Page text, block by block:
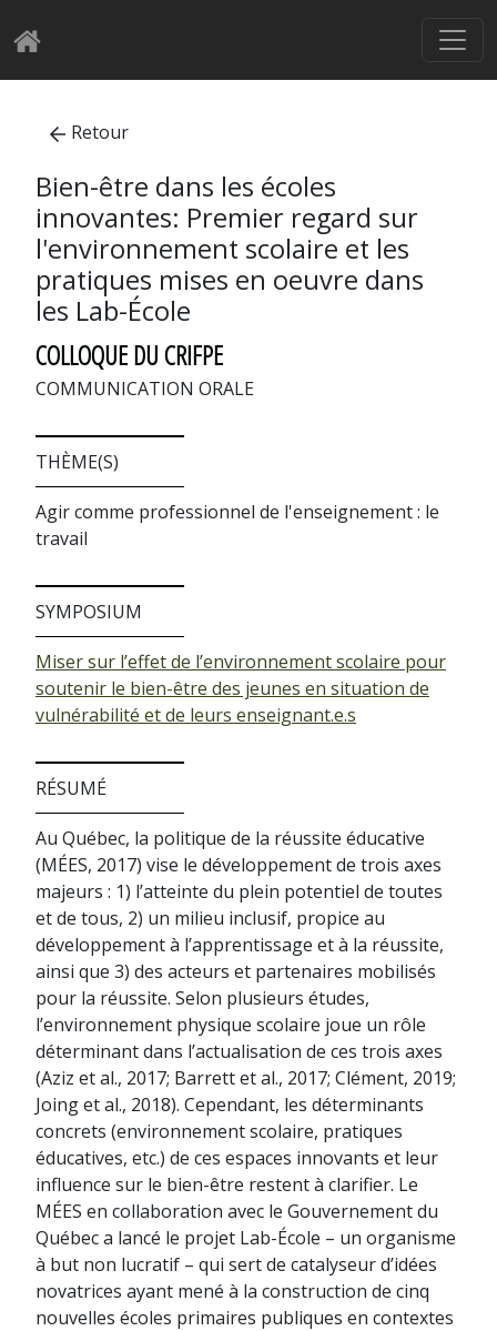
Retour
Bien-être dans les écoles
innovantes: Premier regard sur
l'environnement scolaire et les
pratiques mises en oeuvre dans
les Lab-École
COLLOQUE DU CRIFPE
COMMUNICATION ORALE
THÈME(S)
Agir comme professionnel de l'enseignement : le
travail
SYMPOSIUM
Miser sur l’effet de l’environnement scolaire pour
soutenir le bien-être des jeunes en situation de
vulnérabilité et de leurs enseignant.e.s
RÉSUMÉ
Au Québec, la politique de la réussite éducative
(MÉES, 2017) vise le développement de trois axes
majeurs : 1) l’atteinte du plein potentiel de toutes
et de tous, 2) un milieu inclusif, propice au
développement à l’apprentissage et à la réussite,
ainsi que 3) des acteurs et partenaires mobilisés
pour la réussite. Selon plusieurs études,
l’environnement physique scolaire joue un rôle
déterminant dans l’actualisation de ces trois axes
(Aziz et al., 2017; Barrett et al., 2017; Clément, 2019;
Joing et al., 2018). Cependant, les déterminants
concrets (environnement scolaire, pratiques
éducatives, etc.) de ces espaces innovants et leur
influence sur le bien-être restent à clarifier. Le
MÉES en collaboration avec le Gouvernement du
Québec a lancé le projet Lab-École – un organisme
à but non lucratif – qui sert de catalyseur d’idées
novatrices ayant mené à la construction de cinq
nouvelles écoles primaires publiques en contextes